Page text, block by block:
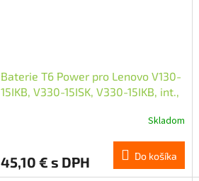
Baterie T6 Power pro Lenovo V130-
15IKB, V330-15ISK, V330-15IKB, int.,
Skladom
45,10 € s DPH Do košíka